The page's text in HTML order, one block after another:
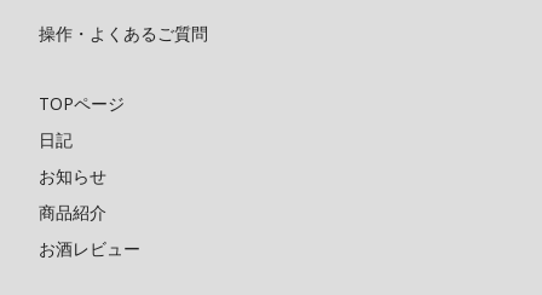
操作・よくあるご質問
TOPページ
日記
お知らせ
商品紹介
お酒レビュー